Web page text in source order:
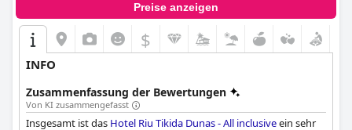
Preise anzeigen
$
INFO
Zusammenfassung der Bewertungen
Von KI zusammengefasst
Insgesamt ist das Hotel Riu Tikida Dunas - All inclusiveein sehr